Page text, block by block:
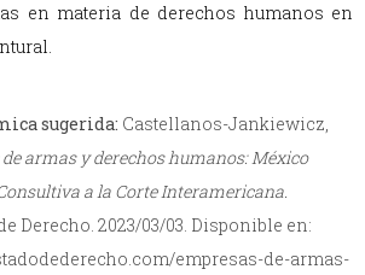
en materia de derechos humanos en
sugerida: Castellanos-Jankiewicz,
armas y derechos humanos: México
a la Corte Interamericana.
Derecho. 2023/03/03. Disponible en:
empresas-de-armas-